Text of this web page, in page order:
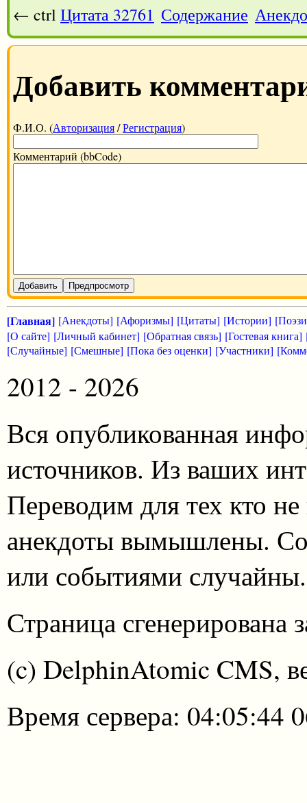
← ctrl Цитата 32761 Содержание
Добавить
Ф.И.О. (Авторизация/Регистрация)
Комментарий (bbCode)
Добавить Предпросмотр
[Главная] [Анекдоты] [Афоризмы] [Цитаты] [Истории]
[О сайте] [Личный кабинет] [Обратная связь] [Гостевая книга]
[Случайные] [Смешные] [Пока без оценки] [Участники]
2012 - 2026
Вся опубликованная
источников. Из ваших
Переводим для тех кто
анекдоты вымышлены.
или событиями случайны.
Страница сгенерирована
(c) DelphinAtomic CMS,
Время сервера: 04:05:44